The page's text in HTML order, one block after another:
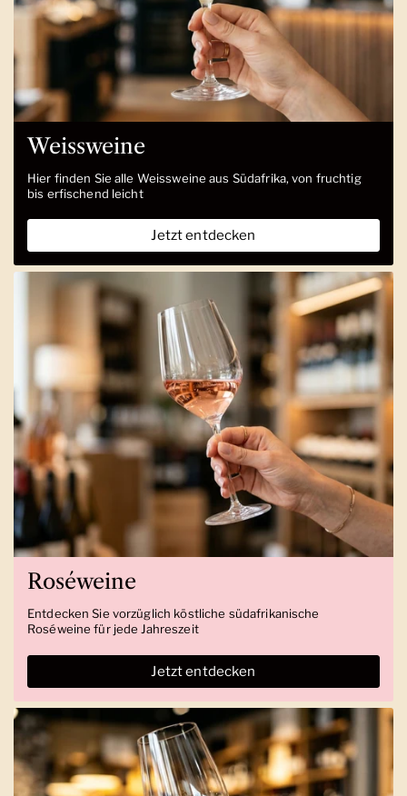
Weissweine
Hier finden Sie alle Weissweine aus Südafrika, von fruchtig
bis erfischend leicht
Jetzt entdecken
Roséweine
Entdecken Sie vorzüglich köstliche südafrikanische
Roséweine für jede Jahreszeit
Jetzt entdecken